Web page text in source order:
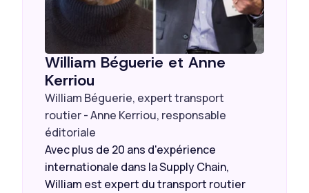
William Béguerie et Anne
Kerriou
William Béguerie, expert transport
routier - Anne Kerriou, responsable
éditoriale
Avec plus de 20 ans d'expérience
internationale dans la Supply Chain,
William est expert du transport routier